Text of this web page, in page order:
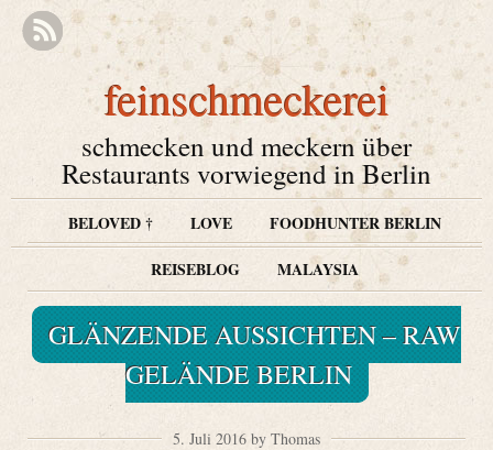
feinschmeckerei
schmecken und meckern über
Restaurants vorwiegend in Berlin
BELOVED † LOVE
FOODHUNTER BERLIN
REISEBLOG
MALAYSIA
GLÄNZENDE AUSSICHTEN – RAW
GELÄNDE BERLIN
5. Juli 2016 by Thomas